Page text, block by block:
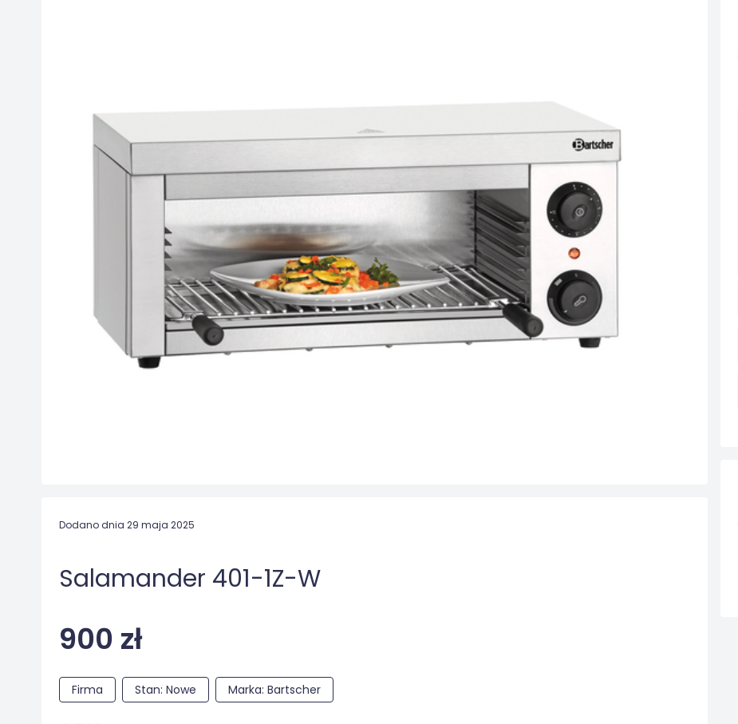
Dodano dnia 29 maja 2025
Salamander 401-1Z-W
900 zł
Firma Stan: Nowe Marka: Bartscher